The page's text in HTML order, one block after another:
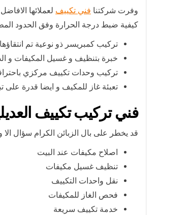
وفرت شركتنا فني تكييف لعملائها
كيفية ضبط درجة الحرارة وفق الحدود
تركيب كمبريسر ذو نوعية تم
خبرة بتنظيف و غسيل المكيفات و
تركيب وحدات تكييف مركزي
تعبئة غاز للمكيف و ايضا قدرة على
فني تركيب تكييف
قد يخطر على بال الزبائن الكرام سؤال
اصلاح مكيفات عند البيت
تنظيف غسيل مكيفات
نقل واحدات التكييف
فحص الغاز للمكيفات
خدمة تكييف سريعة